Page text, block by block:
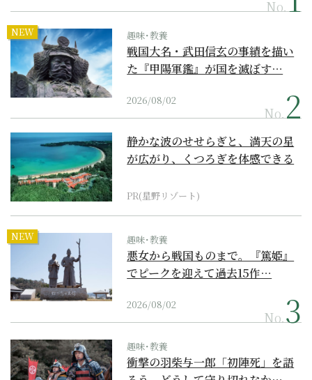
No.
NEW 趣味･教養
戦国大名・武田信玄の事績を描い
た『甲陽軍鑑』が国を滅ぼす…
2026/08/02
No.
静かな波のせせらぎと、満天の星
が広がり、くつろぎを体感できる
PR(星野リゾート)
NEW 趣味･教養
悪女から戦国ものまで。『篤姫』
でピークを迎えて過去15作…
2026/08/02
No.
趣味･教養
衝撃の羽柴与一郎「初陣死」を語